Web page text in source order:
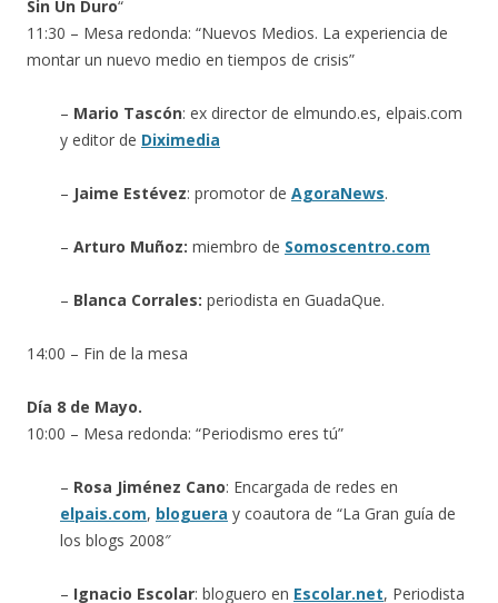
Sin Un Duro“
11:30 – Mesa redonda: “Nuevos Medios. La experiencia de
montar un nuevo medio en tiempos de crisis”
– Mario Tascón: ex director de elmundo.es, elpais.com
y editor de Diximedia
– Jaime Estévez: promotor de AgoraNews.
– Arturo Muñoz: miembro de Somoscentro.com
– Blanca Corrales: periodista en GuadaQue.
14:00 – Fin de la mesa
Día 8 de Mayo.
10:00 – Mesa redonda: “Periodismo eres tú”
– Rosa Jiménez Cano: Encargada de redes en
elpais.com, bloguera y coautora de “La Gran guía de
los blogs 2008″
– Ignacio Escolar: bloguero en Escolar.net, Periodista